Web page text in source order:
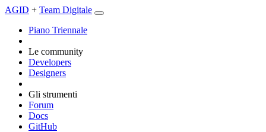
AGID + Team Digitale
Piano Triennale
Le community
Developers
Designers
Gli strumenti
Forum
Docs
GitHub